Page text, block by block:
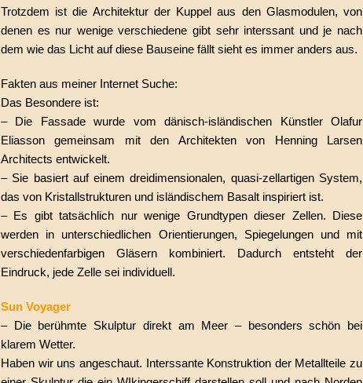
Trotzdem ist die Architektur der Kuppel aus den Glasmodulen, von
denen es nur wenige verschiedene gibt sehr interssant und je nach
dem wie das Licht auf diese Bauseine fällt sieht es immer anders aus.
Fakten aus meiner Internet Suche:
Das Besondere ist:
– Die Fassade wurde vom dänisch-isländischen Künstler Olafur
Eliasson gemeinsam mit den Architekten von Henning Larsen
Architects entwickelt.
– Sie basiert auf einem dreidimensionalen, quasi-zellartigen System,
das von Kristallstrukturen und isländischem Basalt inspiriert ist.
– Es gibt tatsächlich nur wenige Grundtypen dieser Zellen. Diese
werden in unterschiedlichen Orientierungen, Spiegelungen und mit
verschiedenfarbigen Gläsern kombiniert. Dadurch entsteht der
Eindruck, jede Zelle sei individuell.
Sun Voyager
– Die berühmte Skulptur direkt am Meer – besonders schön bei
klarem Wetter.
Haben wir uns angeschaut. Interssante Konstruktion der Metallteile zu